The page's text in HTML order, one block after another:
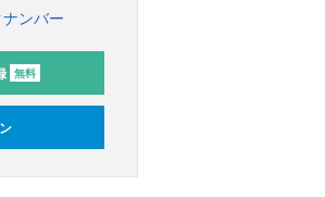
ンバー
無料